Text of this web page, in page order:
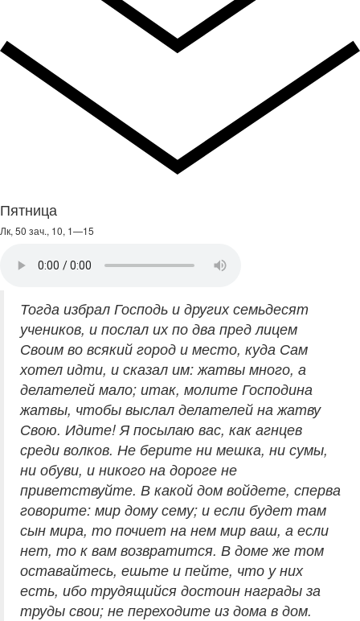
Пятница
Лк, 50 зач., 10, 1—15
Тогда избрал Господь и других семьдесят
учеников, и послал их по два пред лицем
Своим во всякий город и место, куда Сам
хотел идти, и сказал им: жатвы много, а
делателей мало; итак, молите Господина
жатвы, чтобы выслал делателей на жатву
Свою. Идите! Я посылаю вас, как агнцев
среди волков. Не берите ни мешка, ни сумы,
ни обуви, и никого на дороге не
приветствуйте. В какой дом войдете, сперва
говорите: мир дому сему; и если будет там
сын мира, то почиет на нем мир ваш, а если
нет, то к вам возвратится. В доме же том
оставайтесь, ешьте и пейте, что у них
есть, ибо трудящийся достоин награды за
труды свои; не переходите из дома в дом.